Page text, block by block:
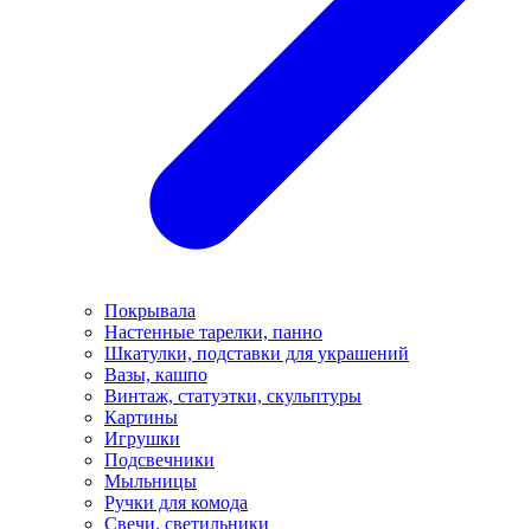
Покрывала
Настенные тарелки, панно
Шкатулки, подставки для украшений
Вазы, кашпо
Винтаж, статуэтки, скульптуры
Картины
Игрушки
Подсвечники
Мыльницы
Ручки для комода
Свечи, светильники